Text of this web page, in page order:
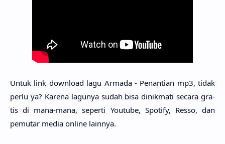
Untuk link downlo­ad lagu Arma­da - Penanti­an mp3, tidak
perlu ya? Kare­na lagu­nya sudah bisa dinikma­ti seca­ra gra­
tis di mana-mana, seper­ti Youtu­be, Spo­tify, Resso, dan
pemu­tar media onli­ne lain­nya.